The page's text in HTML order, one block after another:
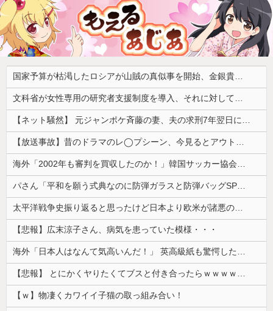
国家予算が枯渇したロシアが山賊の真似事を開始、金銀貴金属じゃなくて自動車とかってところがリアリティありすぎる……
文科省が女性専用の研究者支援制度を導入、それに対して子育て負担に苦しむ若手男性研究者は……
【ネット騒然】 元ジャンポケ斉藤の妻、夫の求刑7年翌日にインスタ更新！その内容がガチでヤバすぎる…
【放送事故】昔のドラマのレ◯プシーン、今見るとアウトすぎる・・・
海外「2002年も審判を買収したのか！」韓国サッカー協会による国際試合の審判買収が発覚し大騒ぎ！【海外の反応】
パさん「平和を願う式典なのに防弾ガラスと防弾バッグSPで囲まれた壇上でスピーチする人が総理大臣」
太平洋戦争史振り返ると思ったけど日本より欧米が諸悪の根源やん
【悲報】広末涼子さん、病気を患っていた模様・・・
海外「日本人はなんて気高いんだ！」 英高級紙も驚愕した極限の中の日本人の姿に世界が衝撃
【悲報】 とにかくヤりたくてブスと付き合ったらｗｗｗｗｗｗｗｗｗｗｗｗｗｗｗ
【ｗ】物凄くカワイイ子猫の取っ組み合い！